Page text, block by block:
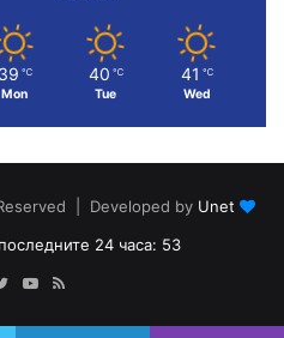
39 ℃
Mon
40 ℃
Tue
41 ℃
Wed
| Developed by Unet
24 часа: 53
TwitterYouTube
RSS